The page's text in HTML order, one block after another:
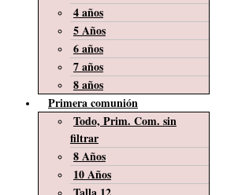
4 años
5 Años
6 años
7 años
8 años
Primera comunión
Todo, Prim. Com. sin
filtrar
8 Años
10 Años